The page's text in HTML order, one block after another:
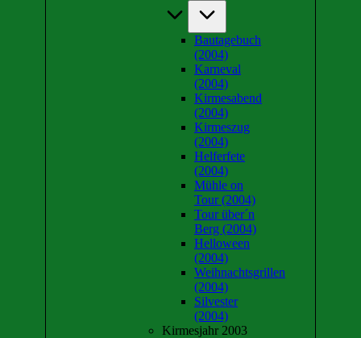
Bautagebuch
(2004)
Karneval
(2004)
Kirmesabend
(2004)
Kirmeszug
(2004)
Helferfete
(2004)
Mühle on
Tour (2004)
Tour über´n
Berg (2004)
Helloween
(2004)
Weihnachtsgrillen
(2004)
Silvester
(2004)
Kirmesjahr 2003